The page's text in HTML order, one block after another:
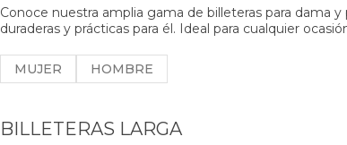
Conoce nuestra amplia gama de billeteras para dama
duraderas y prácticas para él. Ideal para cualquier
MUJER HOMBRE
BILLETERAS LARGA